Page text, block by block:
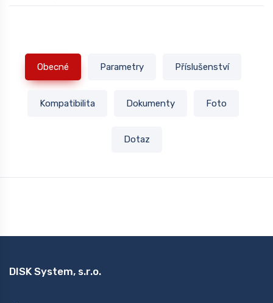
Obecné Parametry Příslušenství
Kompatibilita Dokumenty Foto
Dotaz
DISK System, s.r.o.